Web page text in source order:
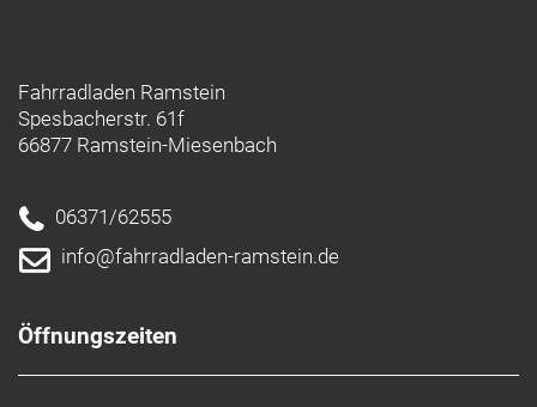
Fahrradladen Ramstein
Spesbacherstr. 61f
66877 Ramstein-Miesenbach
06371/62555
info@fahrradladen-ramstein.de
Öffnungszeiten